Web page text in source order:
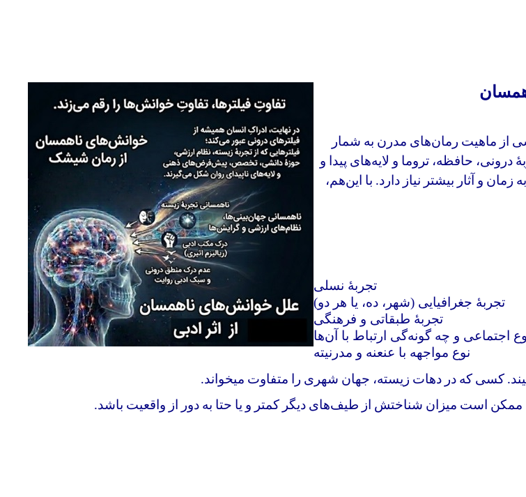
از ماهیت رمان‌های مدرن به شمار
حافظه، تروما و لایه‌های پیدا و
و آثار بیشتر نیاز دارد. با این‌هم،
تجربهٔ نسلی
تجربهٔ جغرافیایی (شهر، ده، یا هر دو)
تجربهٔ طبقاتی و فرهنگی
اجتماعی و چه گونه‌گی ارتباط با آن‌ها
نوع مواجهه با عنعنه و مدرنیته
. کسی که در دهات زیسته، جهان شهری را متفاوت میخواند.
است میزان شناختش از طیف‌های دیگر کمتر و یا حتا به دور از واقعیت باشد.